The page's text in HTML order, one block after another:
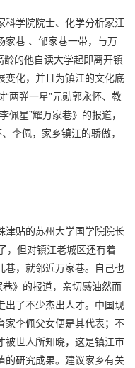
科学院院士、化学分析家汪
家巷 、邹家巷一带，与万
龄的他自读大学起即离开镇
变化，并且为镇江的文化底
两弹一星”元勋郭永怀、教
佩星”耀万家巷》的报道，
李佩，家乡镇江的骄傲，
津贴的苏州大学国学院院长
，但对镇江老城区还有着
巷，就邻近万家巷。自己也
巷》的报道，亲切感油然而
出了不少杰出人才。中国现
家李佩父女便是其代表；不
被世人所知晓，这是镇江市
的研究成果。建议家乡有关